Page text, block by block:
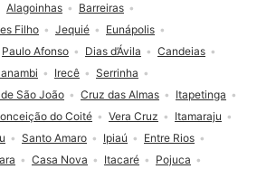
Alagoinhas
Barreiras
Filho Jequié
Eunápolis
Paulo Afonso Dias d’Ávila
Candeias
Irecê
Serrinha
São João Cruz das Almas
Itapetinga
do Coité Vera Cruz
Itamaraju
Santo Amaro Ipiaú
Entre Rios
Casa Nova Itacaré
Pojuca